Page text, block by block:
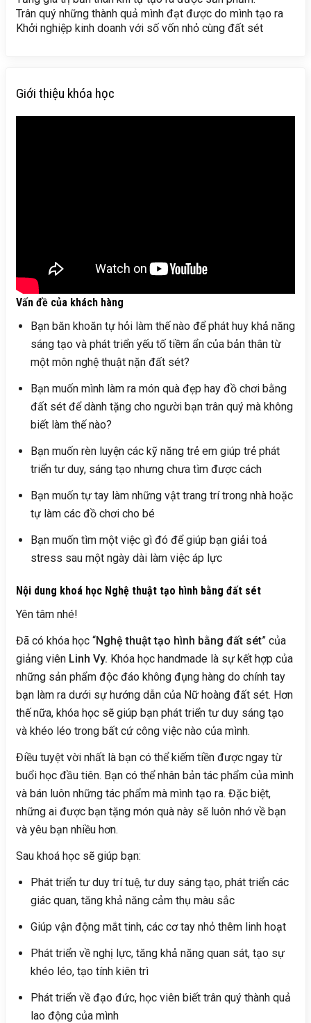
Trân quý những thành quả mình đạt được do mình tạo ra
Khởi nghiệp kinh doanh với số vốn nhỏ cùng đất sét
Giới thiệu khóa học
Vấn đề của khách hàng
Bạn băn khoăn tự hỏi làm thế nào để phát huy khả năng
sáng tạo và phát triển yếu tố tiềm ẩn của bản thân từ
một môn nghệ thuật nặn đất sét?
Bạn muốn mình làm ra món quà đẹp hay đồ chơi bằng
đất sét để dành tặng cho người bạn trân quý mà không
biết làm thế nào?
Bạn muốn rèn luyện các kỹ năng trẻ em giúp trẻ phát
triển tư duy, sáng tạo nhưng chưa tìm được cách
Bạn muốn tự tay làm những vật trang trí trong nhà hoặc
tự làm các đồ chơi cho bé
Bạn muốn tìm một việc gì đó để giúp bạn giải toả
stress sau một ngày dài làm việc áp lực
Nội dung khoá học Nghệ thuật tạo hình bằng đất sét
Yên tâm nhé!
Đã có khóa học “Nghệ thuật tạo hình bằng đất sét” của
giảng viên Linh Vy. Khóa học handmade là sự kết hợp của
những sản phẩm độc đáo không đụng hàng do chính tay
bạn làm ra dưới sự hướng dẫn của Nữ hoàng đất sét. Hơn
thế nữa, khóa học sẽ giúp bạn phát triển tư duy sáng tạo
và khéo léo trong bất cứ công việc nào của mình.
Điều tuyệt vời nhất là bạn có thể kiếm tiền được ngay từ
buổi học đầu tiên. Bạn có thể nhân bản tác phẩm của mình
và bán luôn những tác phẩm mà mình tạo ra. Đặc biệt,
những ai được bạn tặng món quà này sẽ luôn nhớ về bạn
và yêu bạn nhiều hơn.
Sau khoá học sẽ giúp bạn:
Phát triển tư duy trí tuệ, tư duy sáng tạo, phát triển các
giác quan, tăng khả năng cảm thụ màu sắc
Giúp vận động mắt tinh, các cơ tay nhỏ thêm linh hoạt
Phát triển về nghị lực, tăng khả năng quan sát, tạo sự
khéo léo, tạo tính kiên trì
Phát triển về đạo đức, học viên biết trân quý thành quả
lao động của mình